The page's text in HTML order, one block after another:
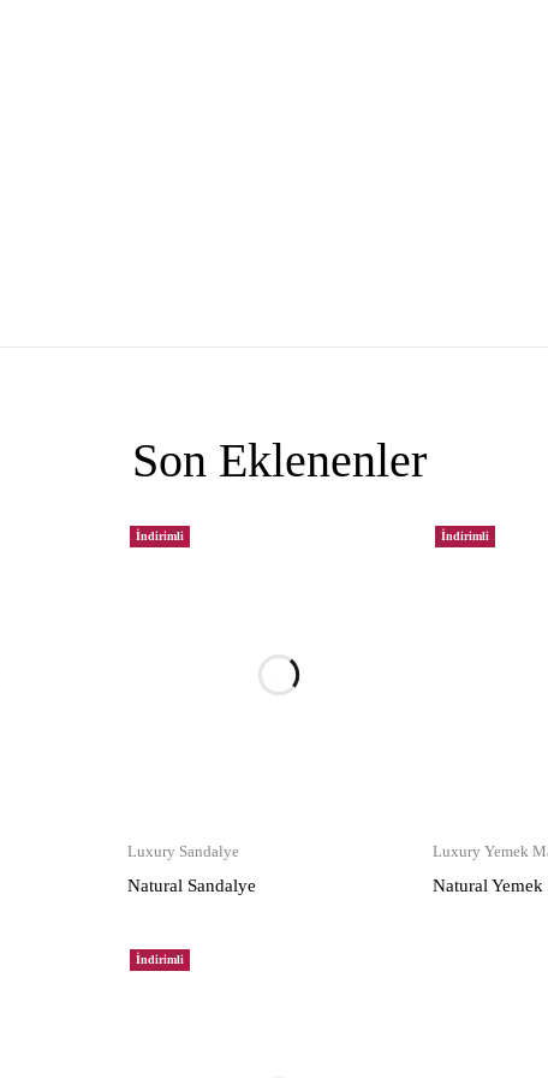
Son Eklenenler
İndirimli
Luxury Sandalye
Natural Sandalye
İndirimli
Luxury Yemek
Natural Yemek
İndirimli